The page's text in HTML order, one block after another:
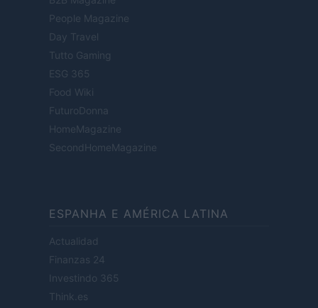
People Magazine
Day Travel
Tutto Gaming
ESG 365
Food Wiki
FuturoDonna
HomeMagazine
SecondHomeMagazine
ESPANHA E AMÉRICA LATINA
Actualidad
Finanzas 24
Investindo 365
Think.es